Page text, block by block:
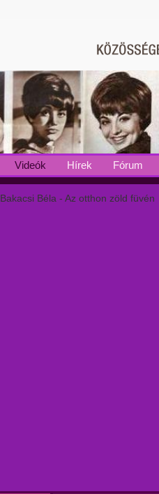
Videók Hírek Fórum
Bakacsi Béla - Az otthon zöld füvén